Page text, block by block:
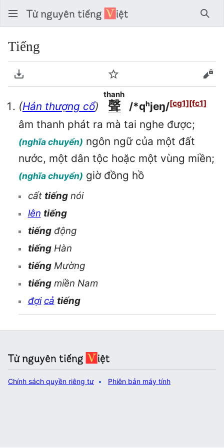
Tìm
Tiếng
Tải về PDF Theo dõi
(Hán thượng cổ) 聲
thanh
/*qʰjeŋ/[cg1][fc1]
âm thanh phát ra mà tai nghe được;
(nghĩa chuyển) ngôn ngữ của một đất
nước, một dân tộc hoặc một vùng miền;
(nghĩa chuyển) giờ đồng hồ
cất tiếngnói
lên tiếng
tiếngđộng
tiếngHàn
tiếngMường
tiếngmiền Nam
đợi cả tiếng
Chính sách quyền riêng tư Phiên bản máy tính